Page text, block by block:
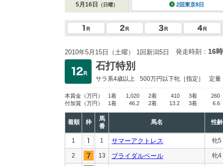
5月16日 （日曜） 2回東京8日
2010年5月15日（土曜） 1回新潟5日 発走時刻： 16
石打特別
サラ系4歳以上 500万円以下牝［指定］ 定量
本賞金 （万円） 1着 1,020 2着 410 3着
260
付加賞 （万円） 1着 46.2 2着 13.2 3着 6.6
着順 枠
馬
番
馬名 性齢
1 1 サマーアクトレス 牝5
2 13 ブライダルベール 牝4